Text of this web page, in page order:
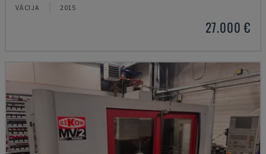
VĀCIJA 2015
27.000 €